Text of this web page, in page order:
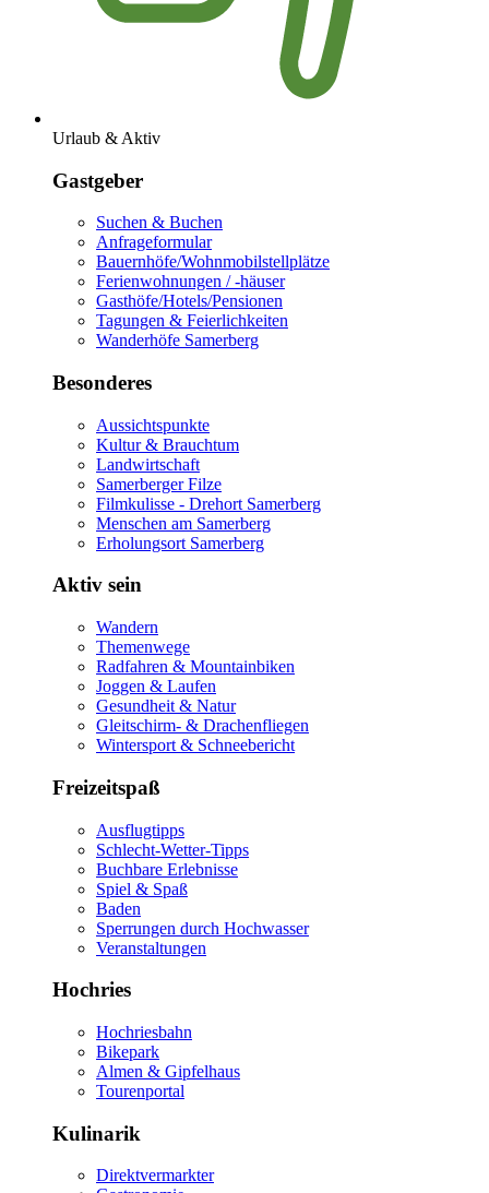
Urlaub & Aktiv
Gastgeber
Suchen & Buchen
Anfrageformular
Bauernhöfe/Wohnmobilstellplätze
Ferienwohnungen / -häuser
Gasthöfe/Hotels/Pensionen
Tagungen & Feierlichkeiten
Wanderhöfe Samerberg
Besonderes
Aussichtspunkte
Kultur & Brauchtum
Landwirtschaft
Samerberger Filze
Filmkulisse - Drehort Samerberg
Menschen am Samerberg
Erholungsort Samerberg
Aktiv sein
Wandern
Themenwege
Radfahren & Mountainbiken
Joggen & Laufen
Gesundheit & Natur
Gleitschirm- & Drachenfliegen
Wintersport & Schneebericht
Freizeitspaß
Ausflugtipps
Schlecht-Wetter-Tipps
Buchbare Erlebnisse
Spiel & Spaß
Baden
Sperrungen durch Hochwasser
Veranstaltungen
Hochries
Hochriesbahn
Bikepark
Almen & Gipfelhaus
Tourenportal
Kulinarik
Direktvermarkter